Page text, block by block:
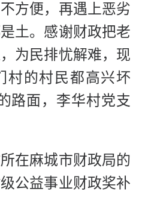
方便，再遇上恶劣
土。感谢财政把老
为民排忧解难，现
村的村民都高兴坏
路面，李华村党支
在麻城市财政局的
公益事业财政奖补